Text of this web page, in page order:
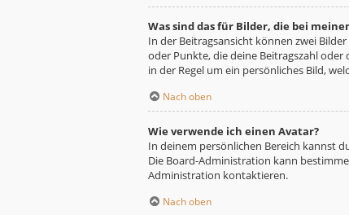
Was sind das für Bilder, die bei
In der Beitragsansicht können zwei
oder Punkte, die deine Beitragszahl oder
in der Regel um ein persönliches Bild,
Nach oben
Wie verwende ich einen Avatar?
In deinem persönlichen Bereich kannst
Die Board-Administration kann
Administration kontaktieren.
Nach oben